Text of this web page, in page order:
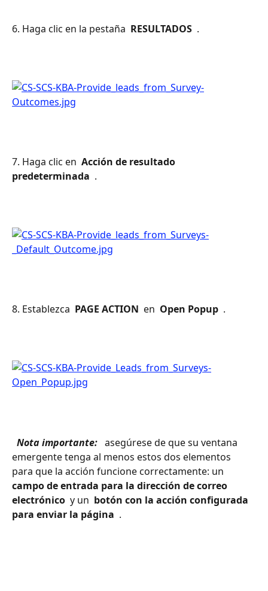
6. Haga clic en la pestaña RESULTADOS .
7. Haga clic en Acción de resultado
predeterminada .
8. Establezca PAGE ACTION en Open Popup .
Nota importante: asegúrese de que su ventana
emergente tenga al menos estos dos elementos
para que la acción funcione correctamente: un
campo de entrada para la dirección de correo
electrónico y un botón con la acción configurada
para enviar la página .